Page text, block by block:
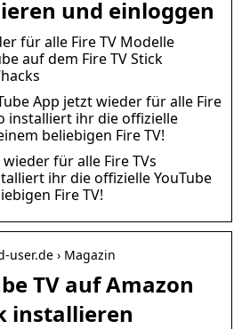
und einloggen
für alle Fire TV Modelle
auf dem Fire TV Stick
App jetzt wieder für alle Fire
installiert ihr die offizielle
beliebigen Fire TV!
für alle Fire TVs
ihr die offizielle YouTube
Fire TV!
› Magazin
TV auf Amazon
installieren